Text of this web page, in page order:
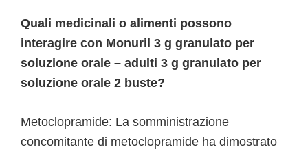
Quali medicinali o alimenti possono
interagire con Monuril 3 g granulato per
soluzione orale – adulti 3 g granulato per
soluzione orale 2 buste?
Metoclopramide: La somministrazione
concomitante di metoclopramide ha dimostrato